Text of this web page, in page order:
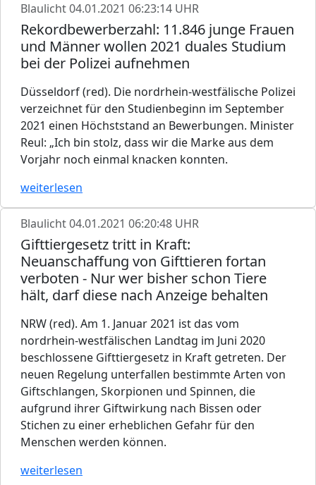
Blaulicht04.01.2021 06:23:14 UHR
Rekordbewerberzahl: 11.846 junge Frauen
und Männer wollen 2021 duales Studium
bei der Polizei aufnehmen
Düsseldorf (red). Die nordrhein-westfälische Polizei
verzeichnet für den Studienbeginn im September
2021 einen Höchststand an Bewerbungen. Minister
Reul: „Ich bin stolz, dass wir die Marke aus dem
Vorjahr noch einmal knacken konnten.
weiterlesen
Blaulicht04.01.2021 06:20:48 UHR
Gifttiergesetz tritt in Kraft:
Neuanschaffung von Gifttieren fortan
verboten - Nur wer bisher schon Tiere
hält, darf diese nach Anzeige behalten
NRW (red). Am 1. Januar 2021 ist das vom
nordrhein-westfälischen Landtag im Juni 2020
beschlossene Gifttiergesetz in Kraft getreten. Der
neuen Regelung unterfallen bestimmte Arten von
Giftschlangen, Skorpionen und Spinnen, die
aufgrund ihrer Giftwirkung nach Bissen oder
Stichen zu einer erheblichen Gefahr für den
Menschen werden können.
weiterlesen